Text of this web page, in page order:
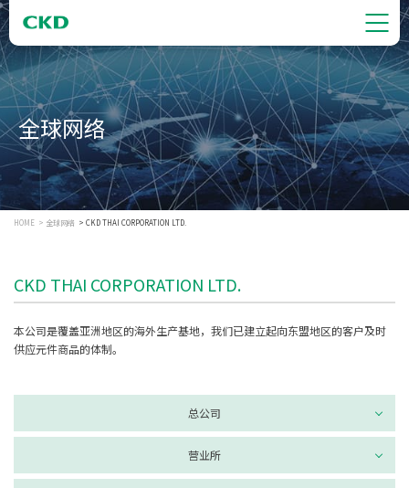
全球网络
HOME 全球网络 CKD THAI CORPORATION LTD.
CKD THAI CORPORATION LTD.
本公司是覆盖亚洲地区的海外生产基地，我们已建立起向东盟地区的客户及时
供应元件商品的体制。
总公司
营业所